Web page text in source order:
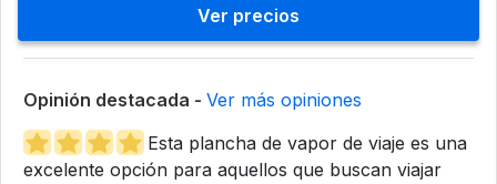
Ver precios
Opinión destacada - Ver más opiniones
Esta plancha de vapor de viaje es una
excelente opción para aquellos que buscan viajar